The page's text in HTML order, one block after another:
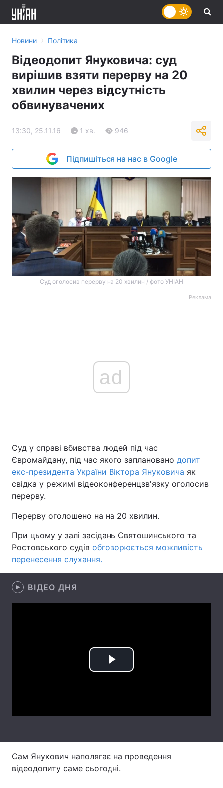
Головна Війна
Політика
Економіка Світ
Відео з Youtube Статті
Архів Вакансії
Новини › Політика
Відеодопит Януковича: суд
вирішив взяти перерву на 20
хвилин через відсутність
обвинувачених
13:30, 25.11.16 1 хв. 946
Підпишіться на нас в Google
Суд оголосив перерву на 20 хвилин / фото УНІАН
Реклама
ad
Суд у справі вбивства людей під час
Євромайдану, під час якого заплановано допит
екс-президента України Віктора Януковича як
свідка у режимі відеоконференцзв'язку оголосив
перерву.
Перерву оголошено на на 20 хвилин.
При цьому у залі засідань Святошинського та
Ростовського судів обговорюється можливість
перенесення слухання.
ВІДЕО ДНЯ
Play
Сам Янукович наполягає на проведення
відеодопиту саме сьогодні.